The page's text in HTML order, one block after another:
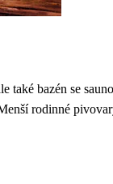
také bazén se
rodinné